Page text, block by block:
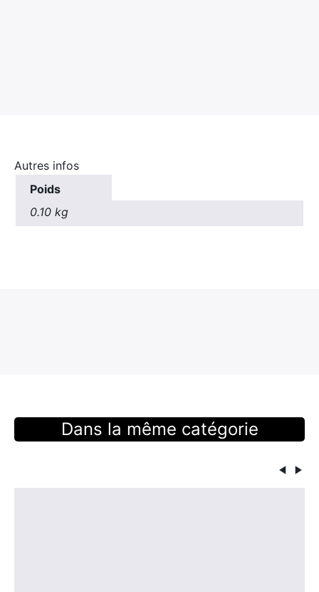
Autres infos
Poids
0.10 kg
Dans la même catégorie